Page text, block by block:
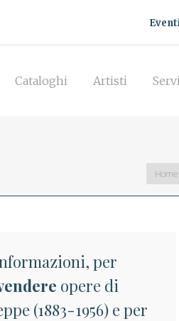
Cataloghi Artisti
You
Home
per
opere di
(1883-1956) e per